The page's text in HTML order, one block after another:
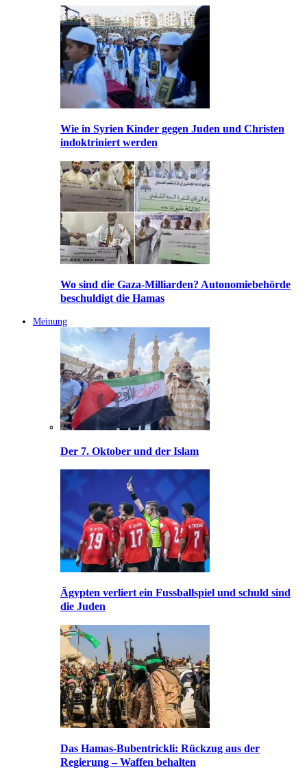
Wie in Syrien Kinder gegen Juden und Christen
indoktriniert werden
Wo sind die Gaza-Milliarden? Autonomiebehörde
beschuldigt die Hamas
Meinung
Der 7. Oktober und der Islam
Ägypten verliert ein Fussballspiel und schuld sind
die Juden
Das Hamas-Bubentrickli: Rückzug aus der
Regierung – Waffen behalten